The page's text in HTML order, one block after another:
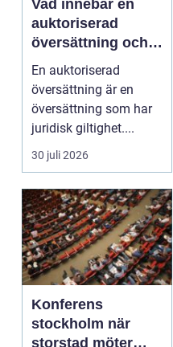
Vad innebär en
auktoriserad
översättning och
när behövs den?
En auktoriserad
översättning är en
översättning som har
juridisk giltighet....
30 juli 2026
Konferens
stockholm när
storstad möter